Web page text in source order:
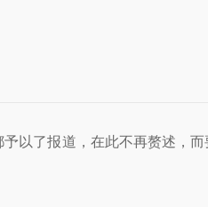
以了报道，在此不再赘述，